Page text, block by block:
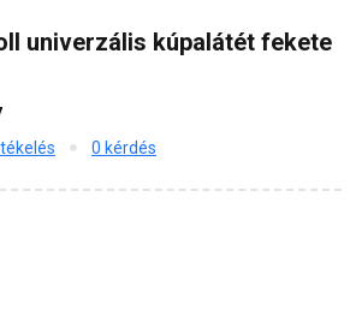
univerzális kúpalátét fekete
0 kérdés